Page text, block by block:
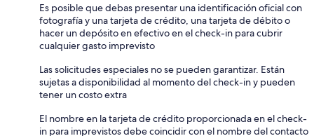
Es posible que debas presentar una identificación oficial con
fotografía y una tarjeta de crédito, una tarjeta de débito o
hacer un depósito en efectivo en el check-in para cubrir
cualquier gasto imprevisto
Las solicitudes especiales no se pueden garantizar. Están
sujetas a disponibilidad al momento del check-in y pueden
tener un costo extra
El nombre en la tarjeta de crédito proporcionada en el check-
in para imprevistos debe coincidir con el nombre del contacto